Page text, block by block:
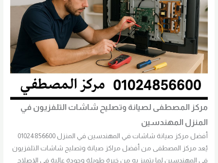
مركز المصطفى لصيانة وتصليح شاشات التلفزيون في
المنزل المهندسين
أفضل مركز صيانة شاشات في المهندسين في المنزل 01024856600
يُعد مركز المصطفى من أفضل مراكز صيانة وتصليح شاشات التلفزيون
في المهندسين لما يتميز به من خبرة طويلة وجودة عالية في الإصلاح